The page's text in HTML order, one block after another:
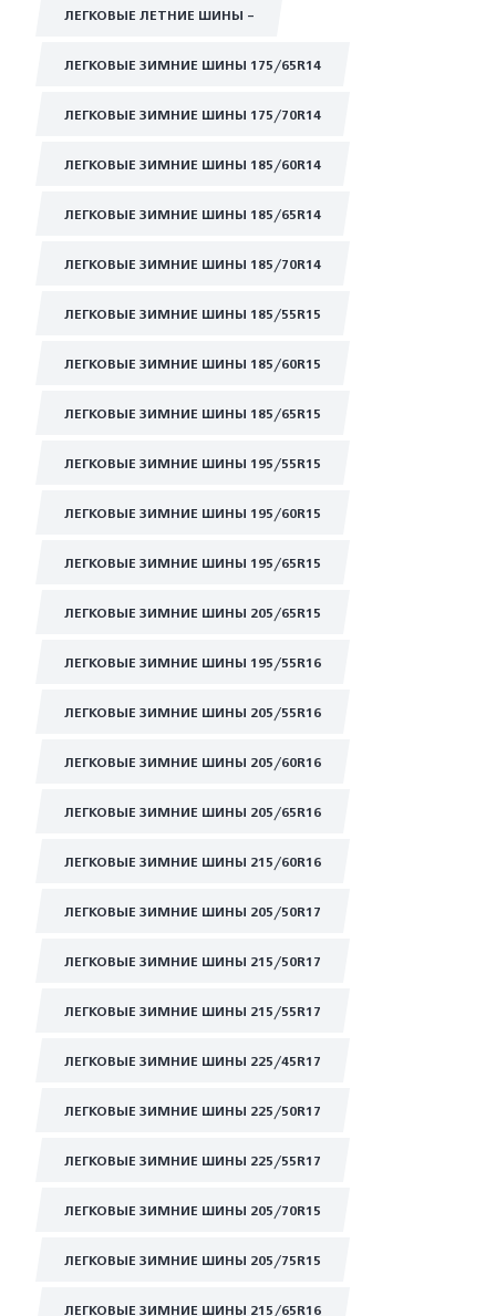
ЛЕГКОВЫЕ ЛЕТНИЕ ШИНЫ -
ЛЕГКОВЫЕ ЗИМНИЕ ШИНЫ 175/65R14
ЛЕГКОВЫЕ ЗИМНИЕ ШИНЫ 175/70R14
ЛЕГКОВЫЕ ЗИМНИЕ ШИНЫ 185/60R14
ЛЕГКОВЫЕ ЗИМНИЕ ШИНЫ 185/65R14
ЛЕГКОВЫЕ ЗИМНИЕ ШИНЫ 185/70R14
ЛЕГКОВЫЕ ЗИМНИЕ ШИНЫ 185/55R15
ЛЕГКОВЫЕ ЗИМНИЕ ШИНЫ 185/60R15
ЛЕГКОВЫЕ ЗИМНИЕ ШИНЫ 185/65R15
ЛЕГКОВЫЕ ЗИМНИЕ ШИНЫ 195/55R15
ЛЕГКОВЫЕ ЗИМНИЕ ШИНЫ 195/60R15
ЛЕГКОВЫЕ ЗИМНИЕ ШИНЫ 195/65R15
ЛЕГКОВЫЕ ЗИМНИЕ ШИНЫ 205/65R15
ЛЕГКОВЫЕ ЗИМНИЕ ШИНЫ 195/55R16
ЛЕГКОВЫЕ ЗИМНИЕ ШИНЫ 205/55R16
ЛЕГКОВЫЕ ЗИМНИЕ ШИНЫ 205/60R16
ЛЕГКОВЫЕ ЗИМНИЕ ШИНЫ 205/65R16
ЛЕГКОВЫЕ ЗИМНИЕ ШИНЫ 215/60R16
ЛЕГКОВЫЕ ЗИМНИЕ ШИНЫ 205/50R17
ЛЕГКОВЫЕ ЗИМНИЕ ШИНЫ 215/50R17
ЛЕГКОВЫЕ ЗИМНИЕ ШИНЫ 215/55R17
ЛЕГКОВЫЕ ЗИМНИЕ ШИНЫ 225/45R17
ЛЕГКОВЫЕ ЗИМНИЕ ШИНЫ 225/50R17
ЛЕГКОВЫЕ ЗИМНИЕ ШИНЫ 225/55R17
ЛЕГКОВЫЕ ЗИМНИЕ ШИНЫ 205/70R15
ЛЕГКОВЫЕ ЗИМНИЕ ШИНЫ 205/75R15
ЛЕГКОВЫЕ ЗИМНИЕ ШИНЫ 215/65R16